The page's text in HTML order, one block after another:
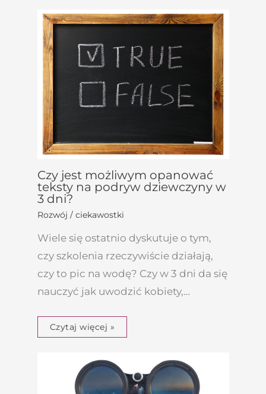
Czy jest możliwym opanować
teksty na podryw dziewczyny w
3 dni?
Rozwój / ciekawostki
Wiele się ostatnio dyskutuje o tym,
czy szkolenia rzeczywiście działają,
czy to pic na wodę? Czy w 3 dni da się
nauczyć jak uwodzić kobiety,…
Czytaj więcej »